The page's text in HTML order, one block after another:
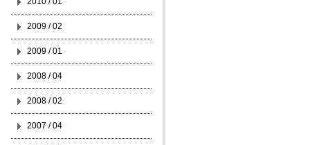
2009 / 02
2009 / 01
2008 / 04
2008 / 02
2007 / 04